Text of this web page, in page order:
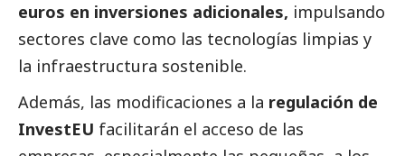
euros en inversiones adicionales, impulsando
sectores clave como las tecnologías limpias y
la infraestructura sostenible.
Además, las modificaciones a la regulación de
InvestEU facilitarán el acceso de las